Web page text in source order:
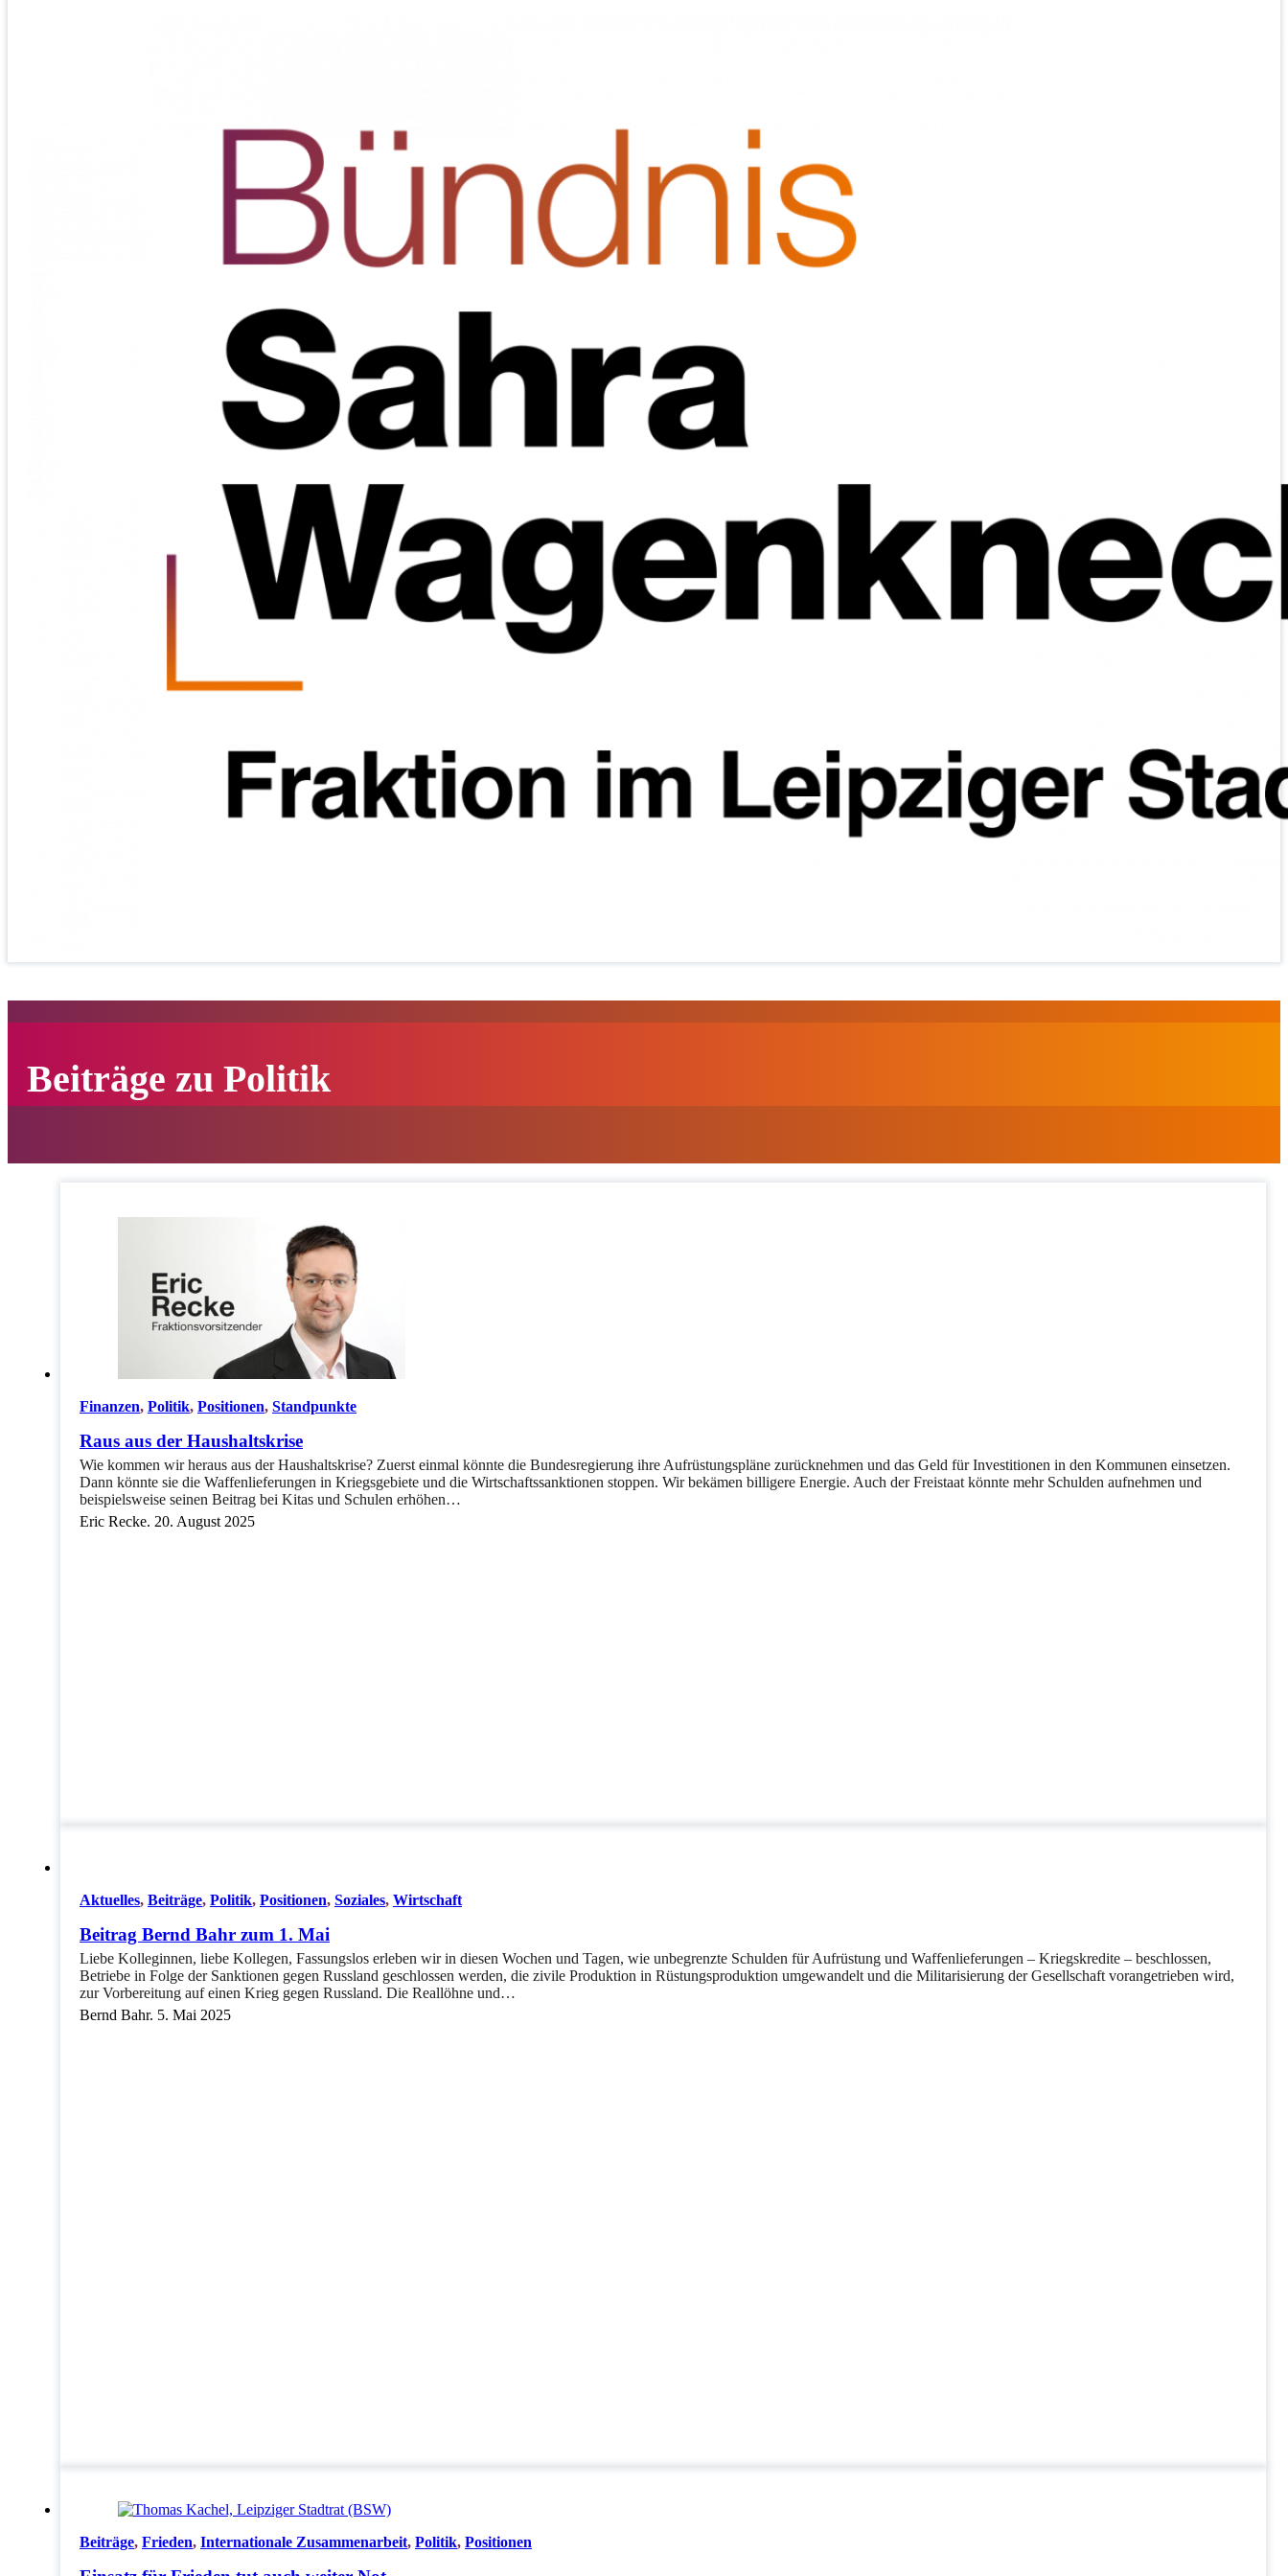
Beiträge zu Politik
Finanzen, Politik, Positionen, Standpunkte
Raus aus der Haushaltskrise
Wie kommen wir heraus aus der Haushaltskrise? Zuerst einmal könnte die Bundesregierung ihre Aufrüstungspläne zurücknehmen und das Geld für Investitionen in den Kommunen einsetzen.
Dann könnte sie die Waffenlieferungen in Kriegsgebiete und die Wirtschaftssanktionen stoppen. Wir bekämen billigere Energie. Auch der Freistaat könnte mehr Schulden aufnehmen und
beispielsweise seinen Beitrag bei Kitas und Schulen erhöhen…
Eric Recke. 20. August 2025
Aktuelles, Beiträge, Politik, Positionen, Soziales, Wirtschaft
Beitrag Bernd Bahr zum 1. Mai
Liebe Kolleginnen, liebe Kollegen, Fassungslos erleben wir in diesen Wochen und Tagen, wie unbegrenzte Schulden für Aufrüstung und Waffenlieferungen – Kriegskredite – beschlossen,
Betriebe in Folge der Sanktionen gegen Russland geschlossen werden, die zivile Produktion in Rüstungsproduktion umgewandelt und die Militarisierung der Gesellschaft vorangetrieben wird,
zur Vorbereitung auf einen Krieg gegen Russland. Die Reallöhne und…
Bernd Bahr. 5. Mai 2025
Beiträge, Frieden, Internationale Zusammenarbeit, Politik, Positionen